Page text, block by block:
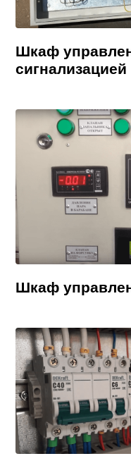
Шкаф
Шкаф